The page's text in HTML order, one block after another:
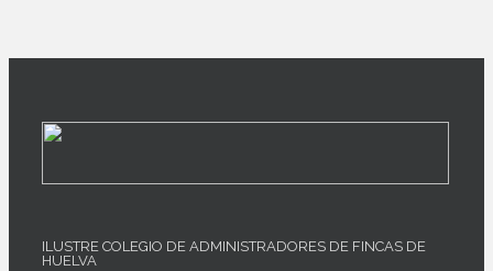
ILUSTRE COLEGIO DE ADMINISTRADORES DE FINCAS DE
HUELVA